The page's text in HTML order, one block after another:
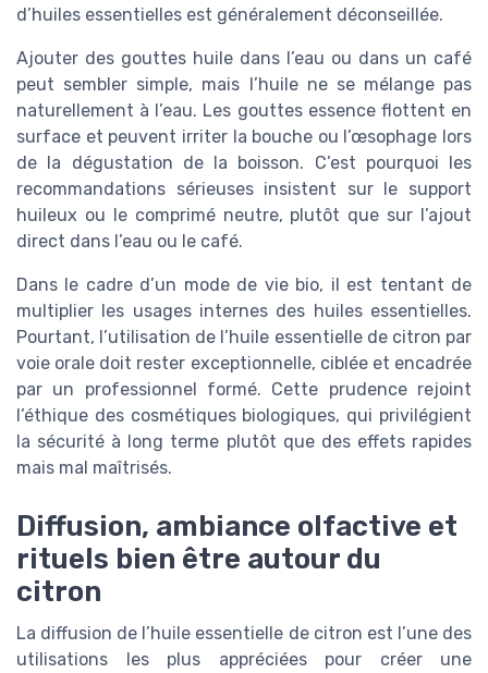
d’huiles essentielles est généralement déconseillée.
Ajouter des gouttes huile dans l’eau ou dans un café
peut sembler simple, mais l’huile ne se mélange pas
naturellement à l’eau. Les gouttes essence flottent en
surface et peuvent irriter la bouche ou l’œsophage lors
de la dégustation de la boisson. C’est pourquoi les
recommandations sérieuses insistent sur le support
huileux ou le comprimé neutre, plutôt que sur l’ajout
direct dans l’eau ou le café.
Dans le cadre d’un mode de vie bio, il est tentant de
multiplier les usages internes des huiles essentielles.
Pourtant, l’utilisation de l’huile essentielle de citron par
voie orale doit rester exceptionnelle, ciblée et encadrée
par un professionnel formé. Cette prudence rejoint
l’éthique des cosmétiques biologiques, qui privilégient
la sécurité à long terme plutôt que des effets rapides
mais mal maîtrisés.
Diffusion, ambiance olfactive et
rituels bien être autour du
citron
La diffusion de l’huile essentielle de citron est l’une des
utilisations les plus appréciées pour créer une